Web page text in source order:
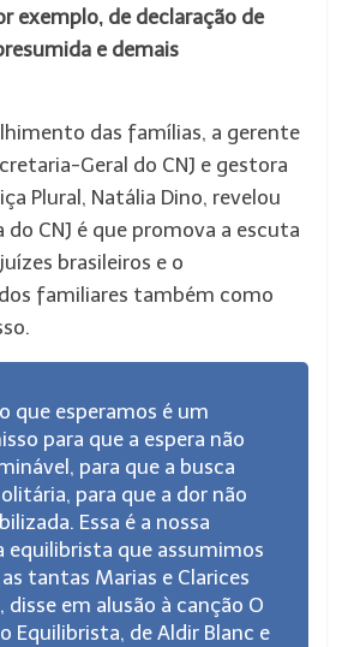
exemplo, de declaração de
e demais
das famílias, a gerente
Geral do CNJ e gestora
Plural, Natália Dino, revelou
CNJ é que promova a escuta
brasileiros e o
familiares também como
que esperamos é um
para que a espera não
para que a busca
para que a dor não
Essa é a nossa
equilibrista que assumimos
tantas Marias e Clarices
disse em alusão à canção O
Equilibrista, de Aldir Blanc e